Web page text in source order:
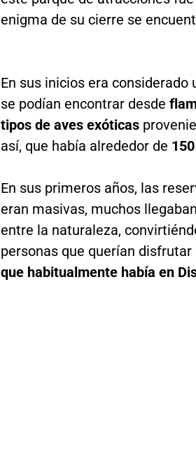
enigma de su cierre se
En sus inicios era considerado
se podían encontrar desde
tipos de aves exóticas
así, que había alrededor de
En sus primeros años, las
eran masivas, muchos
entre la naturaleza,
personas que querían disfrutar
que habitualmente había en